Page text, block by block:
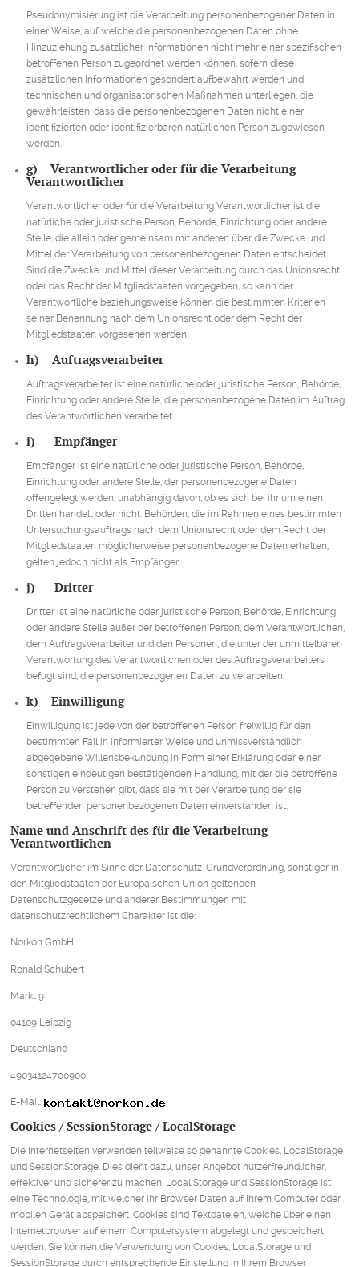
Pseudonymisierung ist die Verarbeitung personenbezogener Daten in
einer Weise, auf welche die personenbezogenen Daten ohne
Hinzuziehung zusätzlicher Informationen nicht mehr einer spezifischen
betroffenen Person zugeordnet werden können, sofern diese
zusätzlichen Informationen gesondert aufbewahrt werden und
technischen und organisatorischen Maßnahmen unterliegen, die
gewährleisten, dass die personenbezogenen Daten nicht einer
identifizierten oder identifizierbaren natürlichen Person zugewiesen
werden.
g) Verantwortlicher oder für die Verarbeitung
Verantwortlicher
Verantwortlicher oder für die Verarbeitung Verantwortlicher ist die
natürliche oder juristische Person, Behörde, Einrichtung oder andere
Stelle, die allein oder gemeinsam mit anderen über die Zwecke und
Mittel der Verarbeitung von personenbezogenen Daten entscheidet.
Sind die Zwecke und Mittel dieser Verarbeitung durch das Unionsrecht
oder das Recht der Mitgliedstaaten vorgegeben, so kann der
Verantwortliche beziehungsweise können die bestimmten Kriterien
seiner Benennung nach dem Unionsrecht oder dem Recht der
Mitgliedstaaten vorgesehen werden.
h) Auftragsverarbeiter
Auftragsverarbeiter ist eine natürliche oder juristische Person, Behörde,
Einrichtung oder andere Stelle, die personenbezogene Daten im Auftrag
des Verantwortlichen verarbeitet.
i) Empfänger
Empfänger ist eine natürliche oder juristische Person, Behörde,
Einrichtung oder andere Stelle, der personenbezogene Daten
offengelegt werden, unabhängig davon, ob es sich bei ihr um einen
Dritten handelt oder nicht. Behörden, die im Rahmen eines bestimmten
Untersuchungsauftrags nach dem Unionsrecht oder dem Recht der
Mitgliedstaaten möglicherweise personenbezogene Daten erhalten,
gelten jedoch nicht als Empfänger.
j) Dritter
Dritter ist eine natürliche oder juristische Person, Behörde, Einrichtung
oder andere Stelle außer der betroffenen Person, dem Verantwortlichen,
dem Auftragsverarbeiter und den Personen, die unter der unmittelbaren
Verantwortung des Verantwortlichen oder des Auftragsverarbeiters
befugt sind, die personenbezogenen Daten zu verarbeiten.
k) Einwilligung
Einwilligung ist jede von der betroffenen Person freiwillig für den
bestimmten Fall in informierter Weise und unmissverständlich
abgegebene Willensbekundung in Form einer Erklärung oder einer
sonstigen eindeutigen bestätigenden Handlung, mit der die betroffene
Person zu verstehen gibt, dass sie mit der Verarbeitung der sie
betreffenden personenbezogenen Daten einverstanden ist.
Name und Anschrift des für die Verarbeitung
Verantwortlichen
Verantwortlicher im Sinne der Datenschutz-Grundverordnung, sonstiger in
den Mitgliedstaaten der Europäischen Union geltenden
Datenschutzgesetze und anderer Bestimmungen mit
datenschutzrechtlichem Charakter ist die:
Norkon GmbH
Ronald Schubert
Markt 9
04109 Leipzig
Deutschland
49034124700900
E-Mail:
Cookies / SessionStorage / LocalStorage
Die Internetseiten verwenden teilweise so genannte Cookies, LocalStorage
und SessionStorage. Dies dient dazu, unser Angebot nutzerfreundlicher,
effektiver und sicherer zu machen. Local Storage und SessionStorage ist
eine Technologie, mit welcher ihr Browser Daten auf Ihrem Computer oder
mobilen Gerät abspeichert. Cookies sind Textdateien, welche über einen
Internetbrowser auf einem Computersystem abgelegt und gespeichert
werden. Sie können die Verwendung von Cookies, LocalStorage und
SessionStorage durch entsprechende Einstellung in Ihrem Browser